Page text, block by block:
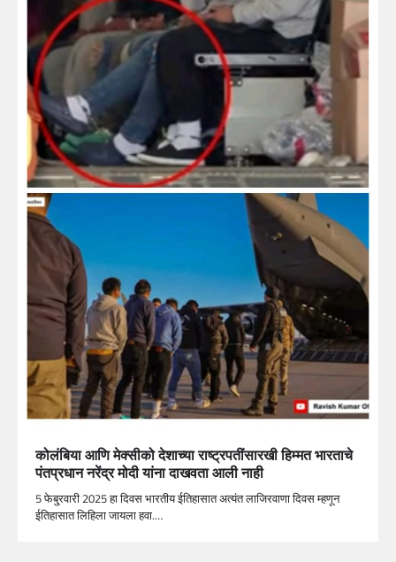
कोलंबिया आणि मेक्सीको देशाच्या राष्ट्रपतींसारखी हिम्मत भारताचे
पंतप्रधान नरेंद्र मोदी यांना दाखवता आली नाही
5 फेबु्रवारी 2025 हा दिवस भारतीय ईतिहासात अत्यंत लाजिरवाणा दिवस म्हणून
ईतिहासात लिहिला जायला हवा.…